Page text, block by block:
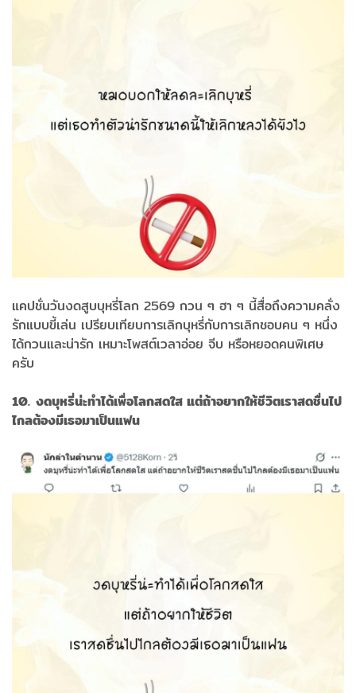
แคปชั่นวันงดสูบบุหรี่โลก 2569 กวน ๆ ฮา ๆ นี้สื่อถึงความคลั่ง
รักแบบขี้เล่น เปรียบเทียบการเลิกบุหรี่กับการเลิกชอบคน ๆ หนึ่ง
ได้กวนและน่ารัก เหมาะโพสต์เวลาอ่อย จีบ หรือหยอดคนพิเศษ
ครับ
10. งดบุหรี่น่ะทำได้เพื่อโลกสดใส แต่ถ้าอยากให้ชีวิตเราสดชื่นไป
ไกลต้องมีเธอมาเป็นแฟน